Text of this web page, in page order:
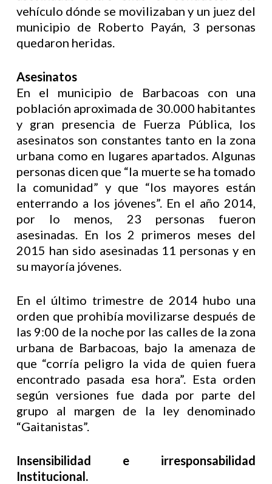
vehículo dónde se movilizaban y un juez del
municipio de Roberto Payán, 3 personas
quedaron heridas.
Asesinatos
En el municipio de Barbacoas con una
población aproximada de 30.000 habitantes
y gran presencia de Fuerza Pública, los
asesinatos son constantes tanto en la zona
urbana como en lugares apartados. Algunas
personas dicen que “la muerte se ha tomado
la comunidad” y que “los mayores están
enterrando a los jóvenes”. En el año 2014,
por lo menos, 23 personas fueron
asesinadas. En los 2 primeros meses del
2015 han sido asesinadas 11 personas y en
su mayoría jóvenes.
En el último trimestre de 2014 hubo una
orden que prohibía movilizarse después de
las 9:00 de la noche por las calles de la zona
urbana de Barbacoas, bajo la amenaza de
que “corría peligro la vida de quien fuera
encontrado pasada esa hora”. Esta orden
según versiones fue dada por parte del
grupo al margen de la ley denominado
“Gaitanistas”.
Insensibilidad e irresponsabilidad
Institucional.